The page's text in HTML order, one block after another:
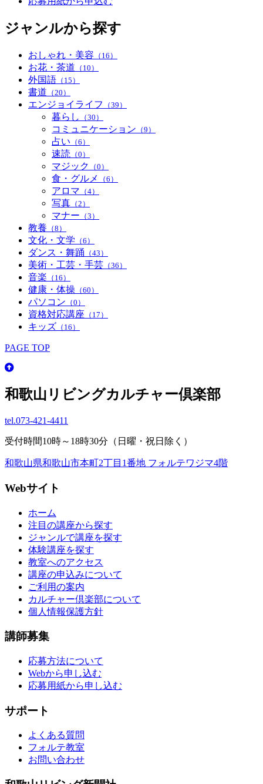
ジャンルから探す
おしゃれ・美容 （16）
お花・茶道 （10）
外国語 （15）
書道 （20）
エンジョイライフ （39）
暮らし （30）
コミュニケーション （9）
占い （6）
速読 （0）
マジック （0）
食・グルメ （6）
アロマ （4）
写真 （2）
マナー （3）
教養 （8）
文化・文学 （6）
ダンス・舞踊 （43）
美術・工芸・手芸 （36）
音楽 （16）
健康・体操 （60）
パソコン （0）
資格対応講座 （17）
キッズ （16）
PAGE TOP
和歌山リビングカルチャー倶楽部
tel.073-421-4411
受付時間10時～18時30分（日曜・祝日除く）
和歌山県和歌山市本町2丁目1番地 フォルテワジマ4階
Webサイト
ホーム
注目の講座から探す
ジャンルで講座を探す
体験講座を探す
教室へのアクセス
講座の申込みについて
ご利用の案内
カルチャー倶楽部について
個人情報保護方針
講師募集
応募方法について
Webから申し込む
応募用紙から申し込む
サポート
よくある質問
フォルテ教室
お問い合わせ